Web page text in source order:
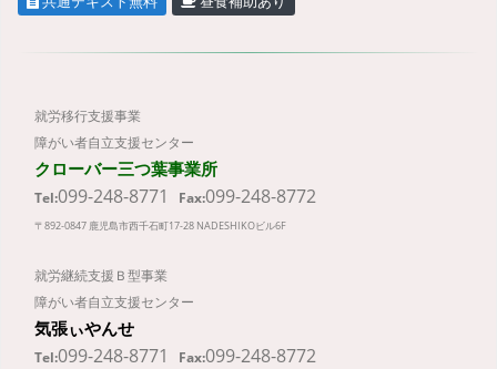
就労移行支援事業
障がい者自立支援センター
クローバー三つ葉事業所
Tel:099-248-8771 Fax:099-248-8772
〒892-0847 鹿児島市西千石町17-28 NADESHIKOビル6F
就労継続支援Ｂ型事業
障がい者自立支援センター
気張ぃやんせ
Tel:099-248-8771 Fax:099-248-8772